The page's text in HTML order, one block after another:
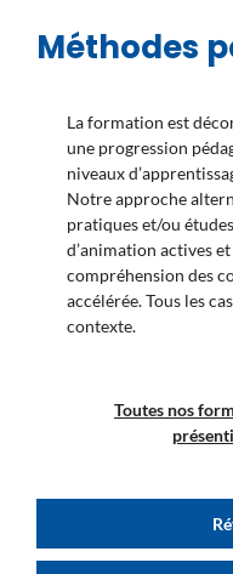
Méthodes
La formation est
une progression
niveaux
Notre approche
pratiques et/ou
d’animation actives
compréhension des
accélérée. Tous les
contexte.
Toutes nos